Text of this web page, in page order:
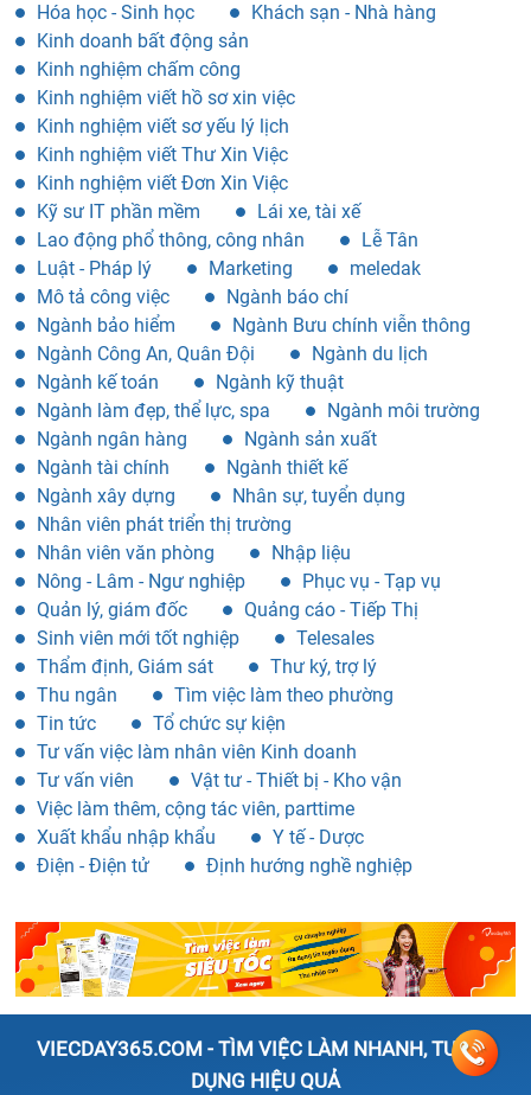
Hóa học - Sinh học
Khách sạn - Nhà hàng
Kinh doanh bất động sản
Kinh nghiệm chấm công
Kinh nghiệm viết hồ sơ xin việc
Kinh nghiệm viết sơ yếu lý lịch
Kinh nghiệm viết Thư Xin Việc
Kinh nghiệm viết Đơn Xin Việc
Kỹ sư IT phần mềm
Lái xe, tài xế
Lao động phổ thông, công nhân
Lễ Tân
Luật - Pháp lý
Marketing
meledak
Mô tả công việc
Ngành báo chí
Ngành bảo hiểm
Ngành Bưu chính viễn thông
Ngành Công An, Quân Đội
Ngành du lịch
Ngành kế toán
Ngành kỹ thuật
Ngành làm đẹp, thể lực, spa
Ngành môi trường
Ngành ngân hàng
Ngành sản xuất
Ngành tài chính
Ngành thiết kế
Ngành xây dựng
Nhân sự, tuyển dụng
Nhân viên phát triển thị trường
Nhân viên văn phòng
Nhập liệu
Nông - Lâm - Ngư nghiệp
Phục vụ - Tạp vụ
Quản lý, giám đốc
Quảng cáo - Tiếp Thị
Sinh viên mới tốt nghiệp
Telesales
Thẩm định, Giám sát
Thư ký, trợ lý
Thu ngân
Tìm việc làm theo phường
Tin tức
Tổ chức sự kiện
Tư vấn việc làm nhân viên Kinh doanh
Tư vấn viên
Vật tư - Thiết bị - Kho vận
Việc làm thêm, cộng tác viên, parttime
Xuất khẩu nhập khẩu
Y tế - Dược
Điện - Điện tử
Định hướng nghề nghiệp
VIECDAY365.COM - TÌM VIỆC LÀM NHANH, TUYỂN
DỤNG HIỆU QUẢ